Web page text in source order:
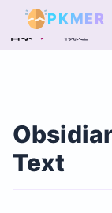
PKMER
目录 概述
Text